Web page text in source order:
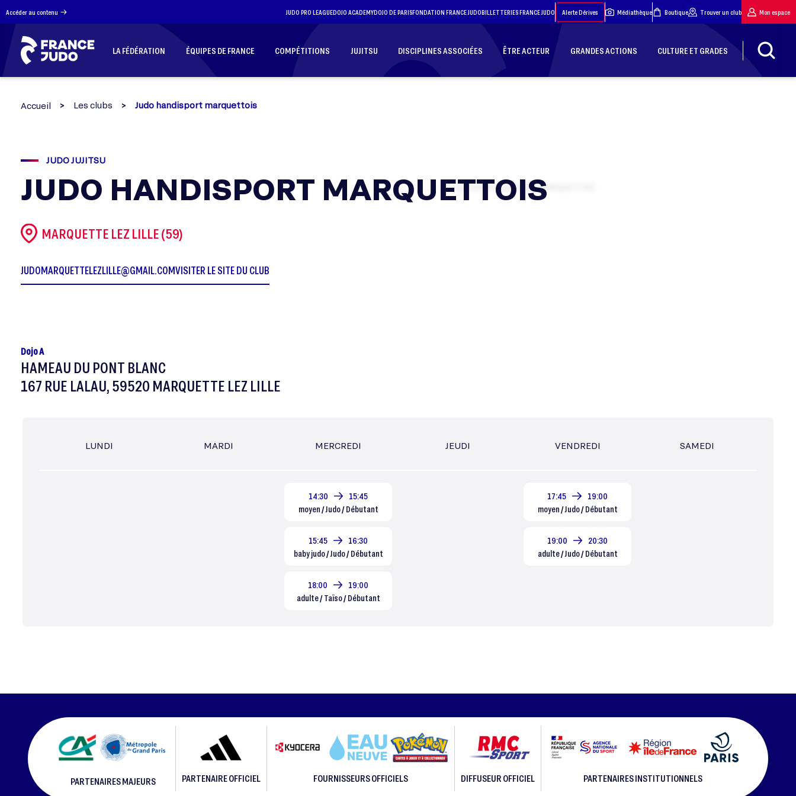
Accéder au contenu JUDO PRO LEAGUEDOJO ACADEMYDOJO DE PARISFONDATION FRANCE JUDOBILLETTERIES FRANCE JUDO Alerte Dérives Médiathèque Boutique Trouver un club Mon espace
LA FÉDÉRATION ÉQUIPES DE FRANCE COMPÉTITIONS JUJITSU DISCIPLINES ASSOCIÉES ÊTRE ACTEUR GRANDES ACTIONS CULTURE ET GRADES
Accueil Les clubs Judo handisport marquettois
JUDO JUJITSU
JUDO HANDISPORT MARQUETTOIS
MARQUETTE LEZ LILLE (59)
JUDOMARQUETTELEZLILLE@GMAIL.COMVISITER LE SITE DU CLUB
Dojo A
HAMEAU DU PONT BLANC
167 RUE LALAU, 59520 MARQUETTE LEZ LILLE
LUNDI MARDI MERCREDI
14:30
15:45
moyen / Judo / Débutant
15:45
16:30
baby judo / Judo / Débutant
18:00
19:00
adulte / Taïso / Débutant
JEUDI VENDREDI
17:45
19:00
moyen / Judo / Débutant
19:00
20:30
adulte / Judo / Débutant
SAMEDI
PARTENAIRES MAJEURS PARTENAIRE OFFICIEL FOURNISSEURS OFFICIELS DIFFUSEUR OFFICIEL PARTENAIRES INSTITUTIONNELS
Panneau de gestion des cookies